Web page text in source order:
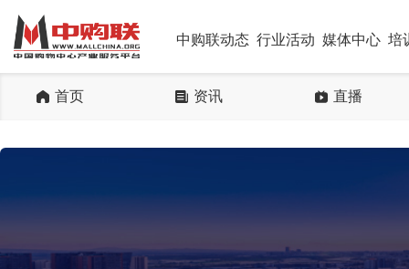
中购联动态 行业活动 媒体中心 培
首页 资讯 直播